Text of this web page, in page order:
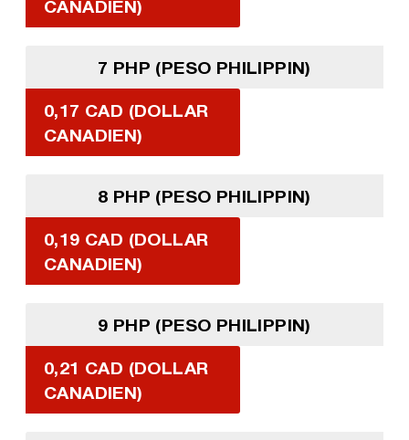
CANADIEN)
7 PHP (PESO PHILIPPIN)
0,17 CAD (DOLLAR
CANADIEN)
8 PHP (PESO PHILIPPIN)
0,19 CAD (DOLLAR
CANADIEN)
9 PHP (PESO PHILIPPIN)
0,21 CAD (DOLLAR
CANADIEN)